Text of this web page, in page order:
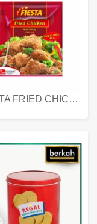
FIESTA FRIED CHICKEN 500 GR